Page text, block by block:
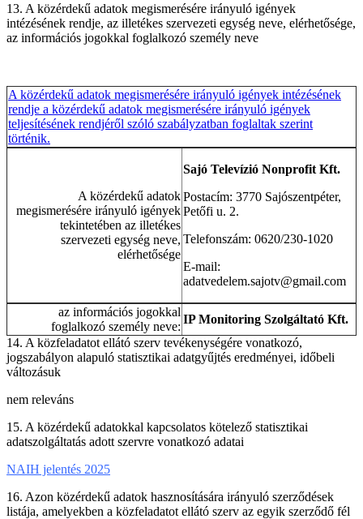
13. A közérdekű adatok megismerésére irányuló igények
intézésének rendje, az illetékes szervezeti egység neve, elérhetősége,
az információs jogokkal foglalkozó személy neve
A közérdekű adatok megismerésére irányuló igények intézésének
rendje a közérdekű adatok megismerésére irányuló igények
teljesítésének rendjéről szóló szabályzatban foglaltak szerint
történik.
A közérdekű adatok
megismerésére irányuló igények
tekintetében az illetékes
szervezeti egység neve,
elérhetősége
Sajó Televízió Nonprofit Kft.
Postacím: 3770 Sajószentpéter,
Petőfi u. 2.
Telefonszám: 0620/230-1020
E-mail:
adatvedelem.sajotv@gmail.com
az információs jogokkal
foglalkozó személy neve:
IP Monitoring Szolgáltató Kft.
14. A közfeladatot ellátó szerv tevékenységére vonatkozó,
jogszabályon alapuló statisztikai adatgyűjtés eredményei, időbeli
változásuk
nem releváns
15. A közérdekű adatokkal kapcsolatos kötelező statisztikai
adatszolgáltatás adott szervre vonatkozó adatai
NAIH jelentés 2025
16. Azon közérdekű adatok hasznosítására irányuló szerződések
listája, amelyekben a közfeladatot ellátó szerv az egyik szerződő fél